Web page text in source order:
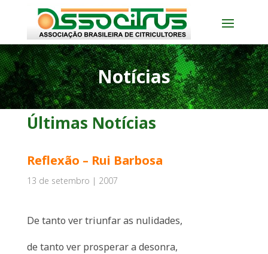
Notícias
Últimas Notícias
Reflexão – Rui Barbosa
13 de setembro | 2007
De tanto ver triunfar as nulidades,
de tanto ver prosperar a desonra,